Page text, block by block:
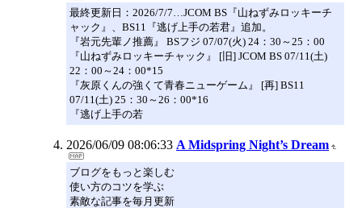
最終更新日：2026/7/7…JCOM BS『山ねずみロッキーチ
ャック』、BS11『逃げ上手の若君』追加。
『岩元先輩ノ推薦』 BSフジ 07/07(火) 24：30～25：00
『山ねずみロッキーチャック』 [旧] JCOM BS 07/11(土)
22：00～24：00*15
『灰原くんの強くて青春ニューゲーム』 [再] BS11
07/11(土) 25：30～26：00*16
『逃げ上手の若
2026/06/09 08:06:33 A Midspring Night’s Dream
ブログをもっと楽しむ
使い方のコツを学ぶ
素敵な記事を毎月更新